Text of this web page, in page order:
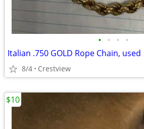
• • • •
Italian .750 GOLD Rope Chain, used
8/4 Crestview
$10